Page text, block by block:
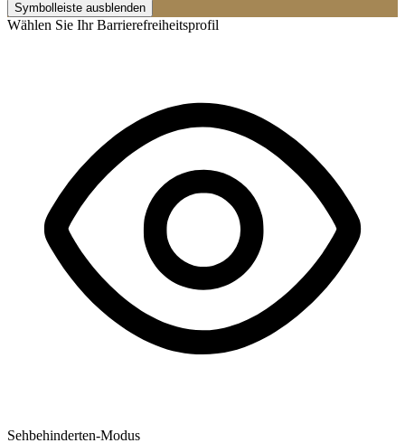
Symbolleiste ausblenden
Wählen Sie Ihr Barrierefreiheitsprofil
Sehbehinderten-Modus